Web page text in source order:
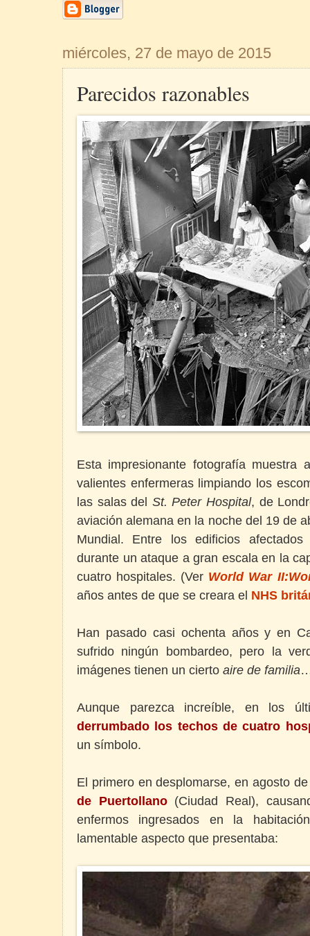
miércoles, 27 de mayo de 2015
Parecidos razonables
Esta impresionante fotografía
valientes enfermeras limpiando los
las salas del St. Peter Hospital, de
aviación alemana en la noche del 19 de
Mundial. Entre los edificios
durante un ataque a gran escala en la
cuatro hospitales. (Ver World War
años antes de que se creara el NHS
Han pasado casi ochenta años y en
sufrido ningún bombardeo, pero la
imágenes tienen un cierto aire de familia
Aunque parezca increíble, en los
derrumbado los techos de cuatro
un símbolo.
El primero en desplomarse, en agosto
de Puertollano(Ciudad Real),
enfermos ingresados en la
lamentable aspecto que presentaba: